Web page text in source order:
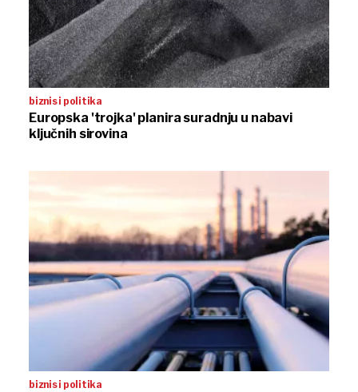
biznis i politika
Europska 'trojka' planira suradnju u nabavi
ključnih sirovina
biznis i politika